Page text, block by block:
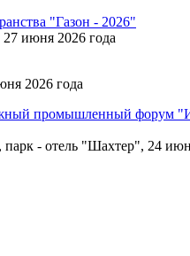
"Газон - 2026"
27 июня 2026 года
2026 года
промышленный форум
парк - отель "Шахтер", 24